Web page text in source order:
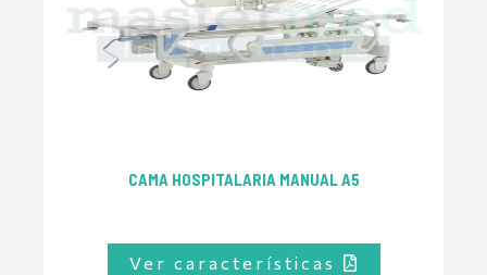
CAMA HOSPITALARIA MANUAL A5
Ver características